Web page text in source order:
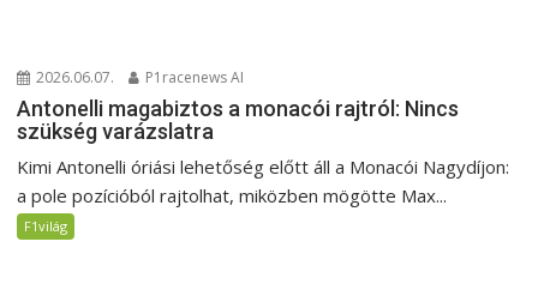
2026.06.07. P1racenews AI
Antonelli magabiztos a monacói rajtról: Nincs
szükség varázslatra
Kimi Antonelli óriási lehetőség előtt áll a Monacói Nagydíjon:
a pole pozícióból rajtolhat, miközben mögötte Max...
F1világ